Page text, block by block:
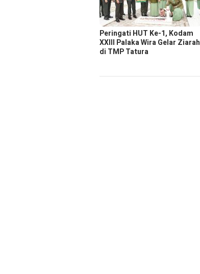
Peringati HUT Ke-1, Kodam
XXIII Palaka Wira Gelar Ziarah
di TMP Tatura